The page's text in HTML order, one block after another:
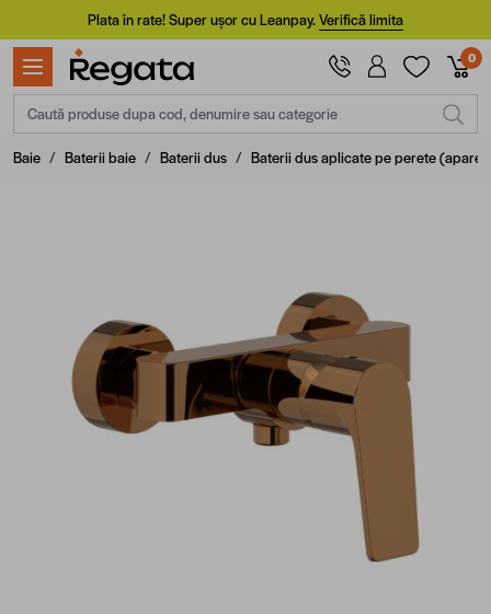
Mergi la ConținutPlata în rate! Super ușor cu Leanpay.Verifică limita
0
Caută produse dupa cod, denumire sau categorie
Baie / Baterii baie / Baterii dus / Baterii dus aplicate pe perete